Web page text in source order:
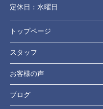
定休日： 水曜日
トップページ
スタッフ
お客様の声
ブログ